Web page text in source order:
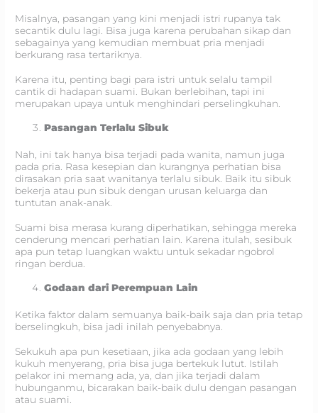
Misalnya, pasangan yang kini menjadi istri rupanya tak
secantik dulu lagi. Bisa juga karena perubahan sikap dan
sebagainya yang kemudian membuat pria menjadi
berkurang rasa tertariknya.
Karena itu, penting bagi para istri untuk selalu tampil
cantik di hadapan suami. Bukan berlebihan, tapi ini
merupakan upaya untuk menghindari perselingkuhan.
Pasangan Terlalu Sibuk
Nah, ini tak hanya bisa terjadi pada wanita, namun juga
pada pria. Rasa kesepian dan kurangnya perhatian bisa
dirasakan pria saat wanitanya terlalu sibuk. Baik itu sibuk
bekerja atau pun sibuk dengan urusan keluarga dan
tuntutan anak-anak.
Suami bisa merasa kurang diperhatikan, sehingga mereka
cenderung mencari perhatian lain. Karena itulah, sesibuk
apa pun tetap luangkan waktu untuk sekadar ngobrol
ringan berdua.
Godaan dari Perempuan Lain
Ketika faktor dalam semuanya baik-baik saja dan pria tetap
berselingkuh, bisa jadi inilah penyebabnya.
Sekukuh apa pun kesetiaan, jika ada godaan yang lebih
kukuh menyerang, pria bisa juga bertekuk lutut. Istilah
pelakor ini memang ada, ya, dan jika terjadi dalam
hubunganmu, bicarakan baik-baik dulu dengan pasangan
atau suami.